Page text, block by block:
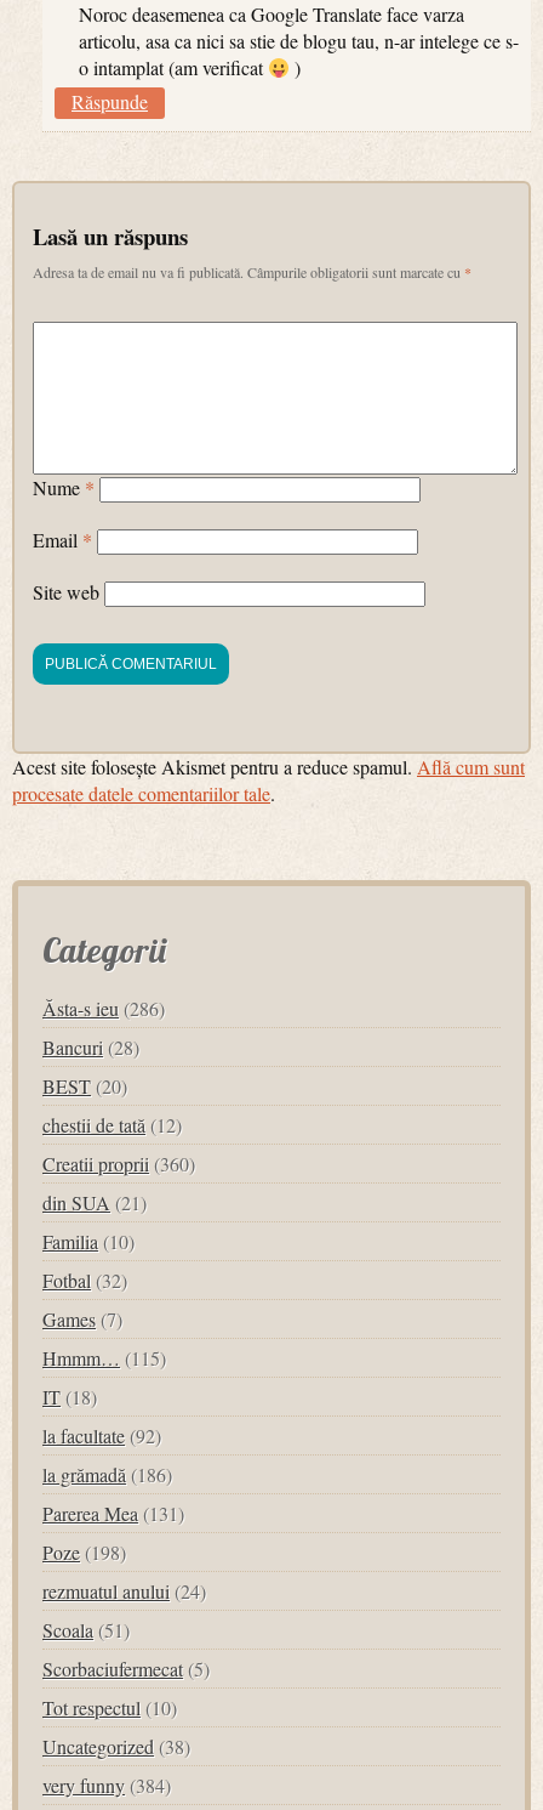
Noroc deasemenea ca Google Translate face varza
articolu, asa ca nici sa stie de blogu tau, n-ar intelege ce s-
o intamplat (am verificat
)
Răspunde
Lasă un răspuns
Adresa ta de email nu va fi publicată. Câmpurile obligatorii sunt marcate cu *
Nume *
Email *
Site web
Acest site folosește Akismet pentru a reduce spamul. Află cum sunt
procesate datele comentariilor tale.
Categorii
Ăsta-s ieu (286)
Bancuri (28)
BEST (20)
chestii de tată (12)
Creatii proprii (360)
din SUA (21)
Familia (10)
Fotbal (32)
Games (7)
Hmmm… (115)
IT (18)
la facultate (92)
la grămadă (186)
Parerea Mea (131)
Poze (198)
rezmuatul anului (24)
Scoala (51)
Scorbaciufermecat(5)
Tot respectul (10)
Uncategorized (38)
very funny (384)